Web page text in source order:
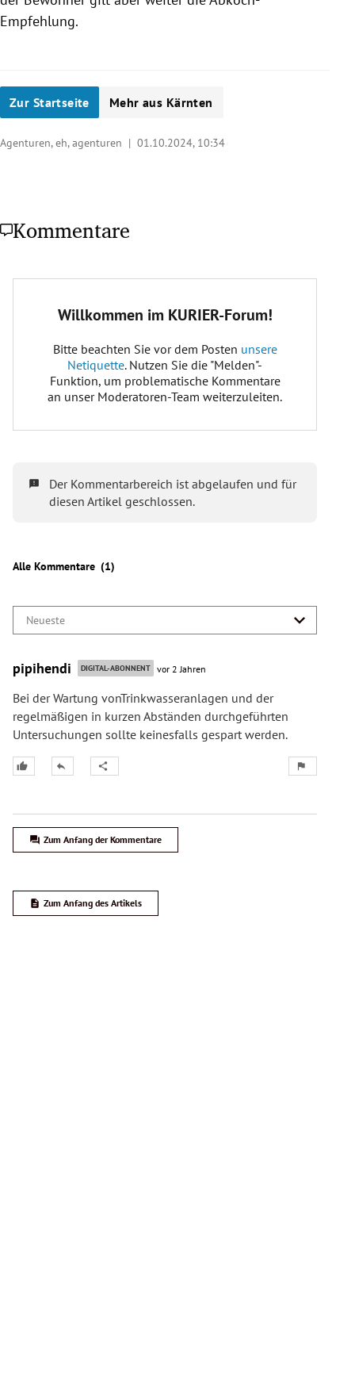
Empfehlung.
Zur Startseite Mehr aus Kärnten
Agenturen, eh, agenturen | 01.10.2024, 10:34
Kommentare